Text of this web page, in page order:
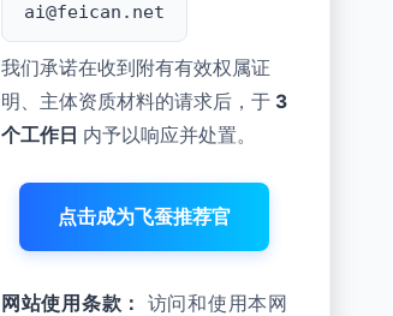
ai@feican.net
我们承诺在收到附有有效权属证
明、主体资质材料的请求后，于 3
个工作日 内予以响应并处置。
点击成为飞蚕推荐官
网站使用条款：
访问和使用本网